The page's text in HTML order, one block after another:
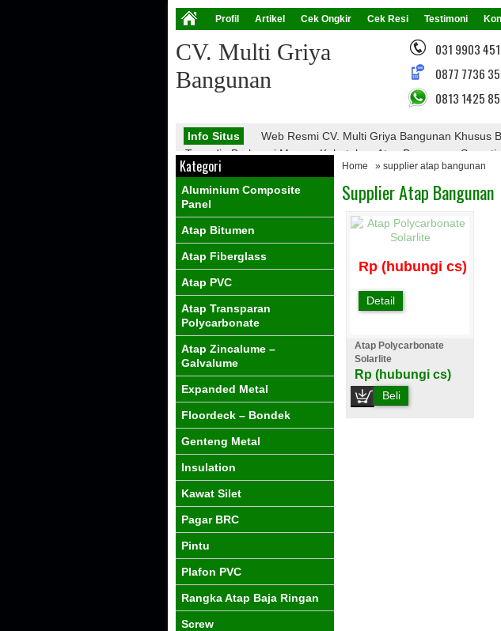
Profil Artikel Cek Ongkir Cek Resi Testimoni
CV. Multi Griya
Bangunan
031 9903
0877 7736
0813 1425
Info Situs Web Resmi CV. Multi Griya Bangunan Khusus
Tersedia Berbagai Macam Kebutuhan Atap Bangunan,
Atap Galvalume, Atap Fiberglass, Atap PVC, Atap
Info Promo
Nantikan Promo Menarik Dari Kami
Home » supplier atap bangunan
Supplier Atap Bangunan
Rp (hubungi cs)
Detail
Atap Polycarbonate
Solarlite
Rp (hubungi cs)
Beli
Kategori
Aluminium Composite
Panel
Atap Bitumen
Atap Fiberglass
Atap PVC
Atap Transparan
Polycarbonate
Atap Zincalume –
Galvalume
Expanded Metal
Floordeck – Bondek
Genteng Metal
Insulation
Kawat Silet
Pagar BRC
Pintu
Plafon PVC
Rangka Atap Baja Ringan
Screw